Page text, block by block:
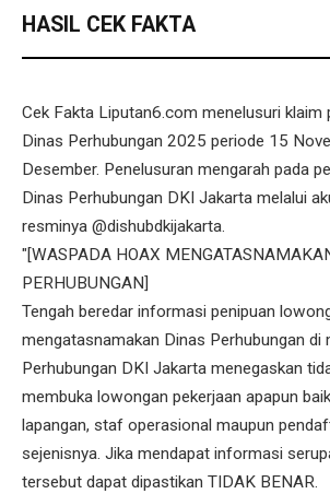
HASIL CEK FAKTA
Cek Fakta Liputan6.com menelusuri klaim
Dinas Perhubungan 2025 periode 15
Desember. Penelusuran mengarah pada
Dinas Perhubungan DKI Jakarta melalui
resminya @dishubdkijakarta.
"[WASPADA HOAX
PERHUBUNGAN]
Tengah beredar informasi penipuan
mengatasnamakan Dinas Perhubungan di
Perhubungan DKI Jakarta menegaskan
membuka lowongan pekerjaan apapun
lapangan, staf operasional maupun
sejenisnya. Jika mendapat informasi
tersebut dapat dipastikan TIDAK BENAR.